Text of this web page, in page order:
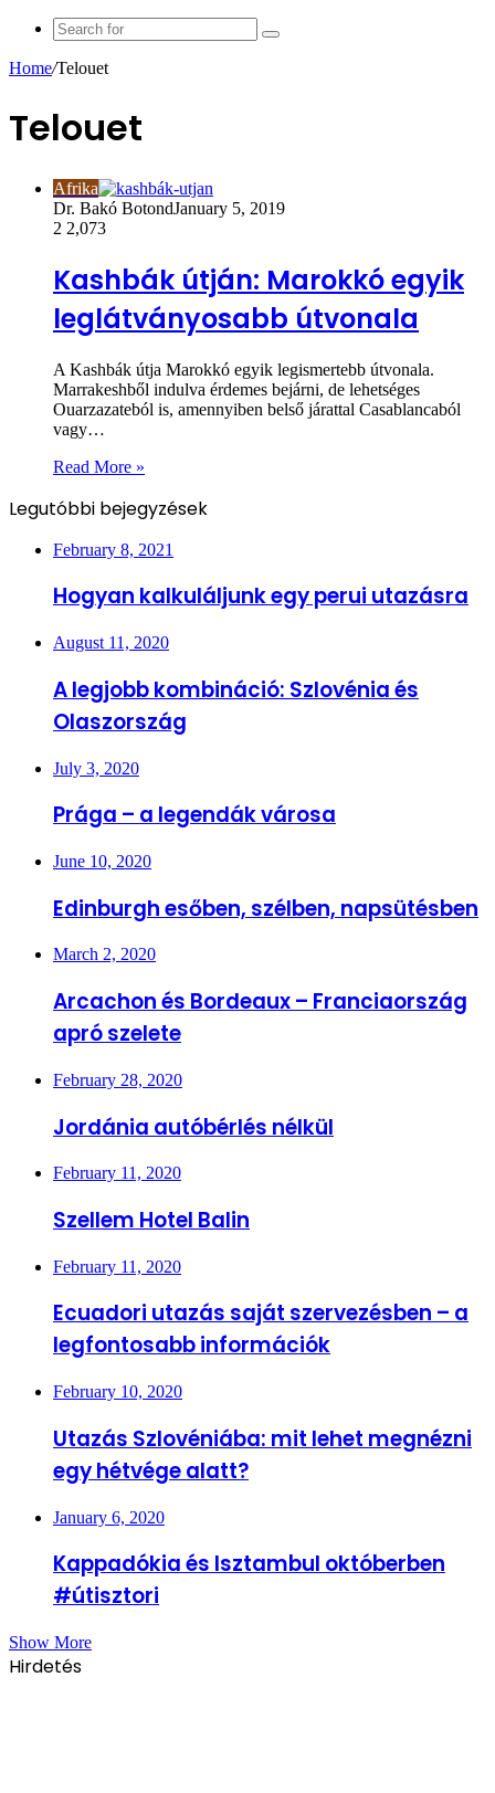
Search
Home/Telouet
Telouet
Afrika
Dr. Bakó BotondJanuary 5, 2019
2 2,073
Kashbák útján: Marokkó egyik
leglátványosabb útvonala
A Kashbák útja Marokkó egyik legismertebb útvonala.
Marrakeshből indulva érdemes bejárni, de lehetséges
Ouarzazateból is, amennyiben belső járattal Casablancaból
vagy…
Read More »
Legutóbbi bejegyzések
February 8, 2021
Hogyan kalkuláljunk egy perui utazásra
August 11, 2020
A legjobb kombináció: Szlovénia és
Olaszország
July 3, 2020
Prága – a legendák városa
June 10, 2020
Edinburgh esőben, szélben, napsütésben
March 2, 2020
Arcachon és Bordeaux – Franciaország
apró szelete
February 28, 2020
Jordánia autóbérlés nélkül
February 11, 2020
Szellem Hotel Balin
February 11, 2020
Ecuadori utazás saját szervezésben – a
legfontosabb információk
February 10, 2020
Utazás Szlovéniába: mit lehet megnézni
egy hétvége alatt?
January 6, 2020
Kappadókia és Isztambul októberben
#útisztori
Show More
Hirdetés